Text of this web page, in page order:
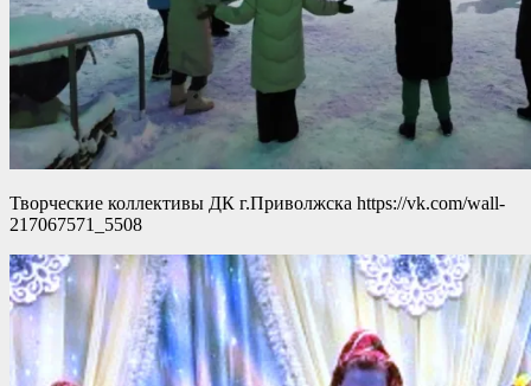
Творческие коллективы ДК г.Приволжска https://vk.com/wall-
217067571_5508